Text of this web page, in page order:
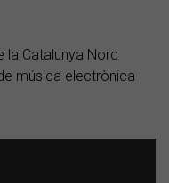
la Catalunya Nord
música electrònica